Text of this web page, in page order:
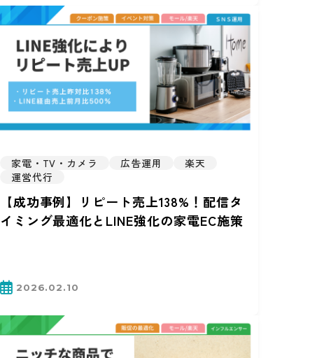
家電・TV・カメラ 広告運用
楽天
運営代行
【成功事例】リピート売上138%！配信タ
イミング最適化とLINE強化の家電EC施策
2026.02.10